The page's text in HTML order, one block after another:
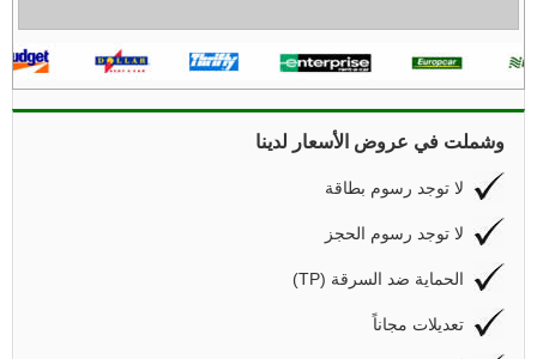
وشملت في عروض الأسعار لدينا
لا توجد رسوم بطاقة
لا توجد رسوم الحجز
(TP) الحماية ضد السرقة
تعديلات مجاناً